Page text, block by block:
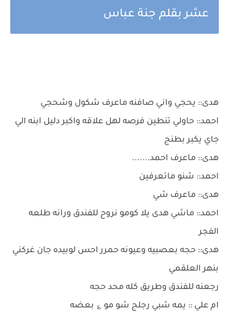
عشر بقلم جنة عباس
هدى:: يحجي واني صافنه ماعرف شكول وشحجي
احمد:: حاولي تنطين فرصه لهل علاقه واكبر دليل ابنه الي
جاي يكبر بطنج
هدى:: ماعرف احمد.......
احمد:: شنو ماتعرفين
هدى:: ماعرف شي
احمد:: ماشي هدى يلا كومو نروح للفندق ورانه طلعه
الفجر
هدى:: حجه بعصبيه وعيونه حمرر احس لوبيده جان غركني
بنهر العلقمي
رجعنه للفندق وطريق كله محد حجه
ام علي :: يمه شبي رجلج شو مو ؏ بعضه